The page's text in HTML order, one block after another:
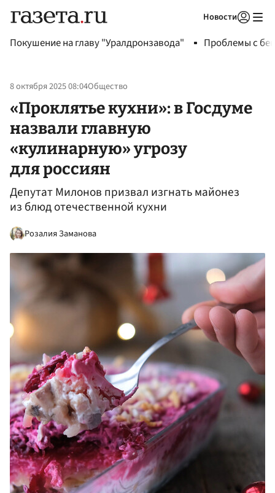
Новости
Покушение на главу "Уралдронзавода" Проблемы с
8 октября 2025 08:04Общество
«Проклятье кухни»: в Госдуме
назвали главную
«кулинарную» угрозу
для россиян
Депутат Милонов призвал изгнать майонез
из блюд отечественной кухни
Розалия Заманова